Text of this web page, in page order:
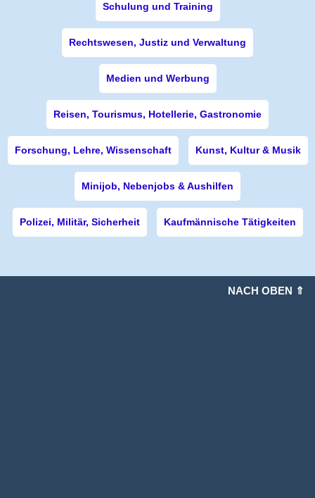
Schulung und Training
Rechtswesen, Justiz und Verwaltung
Medien und Werbung
Reisen, Tourismus, Hotellerie, Gastronomie
Forschung, Lehre, Wissenschaft Kunst, Kultur & Musik
Minijob, Nebenjobs & Aushilfen
Polizei, Militär, Sicherheit Kaufmännische Tätigkeiten
NACH OBEN ⇑